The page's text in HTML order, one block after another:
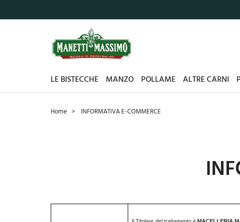
LE BISTECCHE MANZO POLLAME ALTRE CARNI
Home INFORMATIVA E-COMMERCE
Il Titolare del trattamento èMACELLERIA